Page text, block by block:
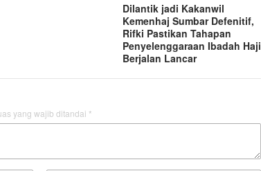
Dilantik jadi Kakanwil
Kemenhaj Sumbar Defenitif,
Rifki Pastikan Tahapan
Penyelenggaraan Ibadah Haji
Berjalan Lancar
yang wajib ditandai *